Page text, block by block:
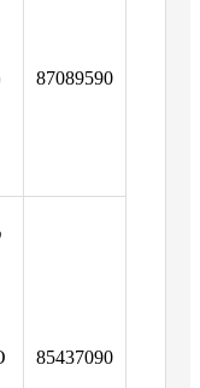
87089590
85437090